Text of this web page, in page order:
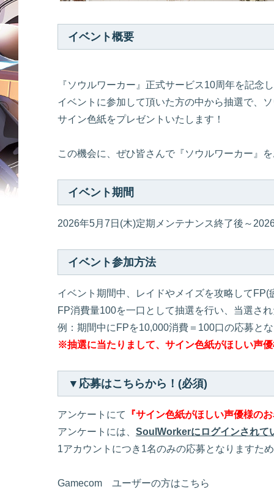
イベント概要
『ソウルワーカー』正式サービス10周年を記念
イベントに参加して頂いた方の中から抽選で、
サイン色紙をプレゼントいたします！
この機会に、ぜひ皆さんで『ソウルワーカー』
イベント期間
2026年5月7日(木)定期メンテナンス終了後～
イベント参加方法
イベント期間中、レイドやメイズを攻略してFP(
FP消費量100を一口として抽選を行い、当選さ
例：期間中にFPを10,000消費＝100口の応募と
※抽選に当たりまして、サイン色紙がほしい声
▼応募はこちらから！(必須)
アンケートにて
『サイン色紙がほしい声優様の
アンケートには、 SoulWorkerにログインされて
1アカウントにつき1名のみの応募となりますた
Gamecom ユーザーの方はこちら